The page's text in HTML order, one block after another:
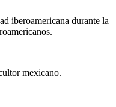
iberoamericana durante la
mexicano.